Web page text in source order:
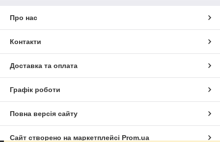
Про нас
Контакти
Доставка та оплата
Графік роботи
Повна версія сайту
Сайт створено на маркетплейсі Prom.ua